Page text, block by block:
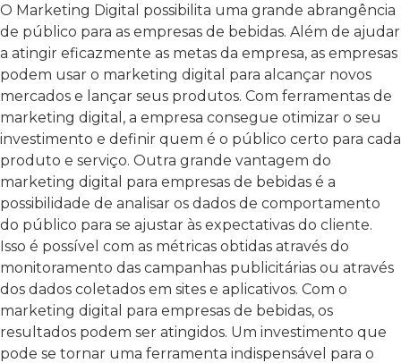
O Marketing Digital possibilita uma grande abrangência
de público para as empresas de bebidas. Além de ajudar
a atingir eficazmente as metas da empresa, as empresas
podem usar o marketing digital para alcançar novos
mercados e lançar seus produtos. Com ferramentas de
marketing digital, a empresa consegue otimizar o seu
investimento e definir quem é o público certo para cada
produto e serviço. Outra grande vantagem do
marketing digital para empresas de bebidas é a
possibilidade de analisar os dados de comportamento
do público para se ajustar às expectativas do cliente.
Isso é possível com as métricas obtidas através do
monitoramento das campanhas publicitárias ou através
dos dados coletados em sites e aplicativos. Com o
marketing digital para empresas de bebidas, os
resultados podem ser atingidos. Um investimento que
pode se tornar uma ferramenta indispensável para o